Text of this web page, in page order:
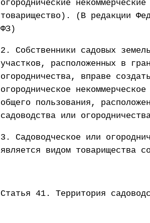
огороднические
товарищество). (В редакции
ФЗ)
2. Собственники садовых
участков, расположенных в
огородничества, вправе
огородническое
общего пользования,
садоводства или
3. Садоводческое или
является видом товарищества
Статья 41. Территория